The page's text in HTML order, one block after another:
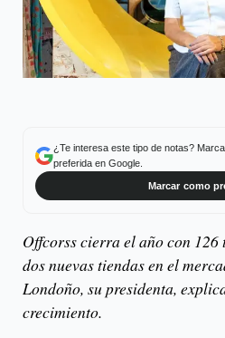
¿Te interesa este tipo de notas? Marca
preferida en Google.
Marcar como
Offcorss cierra el año con
dos nuevas tiendas en el
Londoño, su presidenta,
crecimiento.